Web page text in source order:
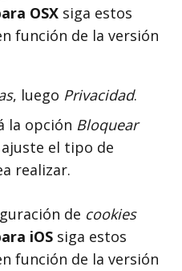
OSX siga estos
función de la versión
, luego Privacidad.
la opción Bloquear
el tipo de
realizar.
de cookies
iOS siga estos
función de la versión